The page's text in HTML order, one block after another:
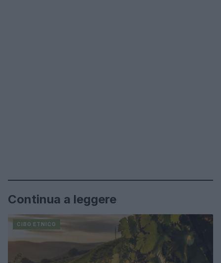
Continua a leggere
CIBO ETNICO